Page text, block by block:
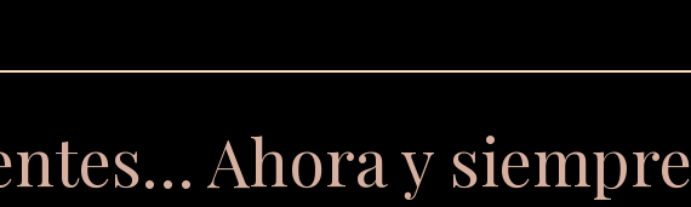
Ahora y siempre